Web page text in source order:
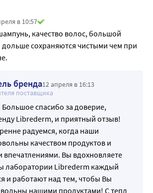
в 10:57
качество волос, большой
сохраняются чистыми чем при
бренда12 апреля в 16:13
поставщика
Большое спасибо за доверие,
Librederm, и приятный отзыв!
радуемся, когда наши
качеством продуктов и
впечатлениями. Вы вдохновляете
лаборатории Librederm каждый
и работают над тем, чтобы Вы
нашими продуктами! С тепл